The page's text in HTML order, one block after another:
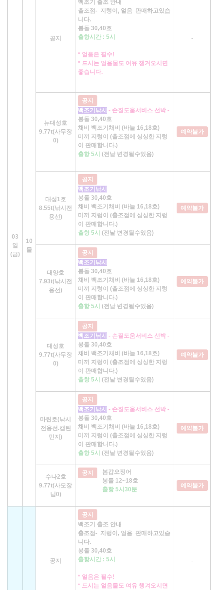
03
일
(금)
10
물
공지
백조기 출조 안내
출조점- 지렁이, 얼음 판매하고있습
니다.
봉돌 30,40호
출항시간 : 5시
* 얼음은 필수!
* 드시는 얼음물도 여유 챙겨오시면
좋습니다.
-
뉴대성호
9.77t(사무장
0)
공지
백조기낚시 - 손질도움서비스 선박 -
봉돌 30,40호
채비 백조기채비 (바늘 16,18호)
미끼 지렁이 (출조점에 싱싱한 지렁
이 판매합니다.)
출항 5시 (전날 변경될수있음)
예약불가
대성1호
8.55t(낚시전
용선)
공지
백조기낚시
봉돌 30,40호
채비 백조기채비 (바늘 16,18호)
미끼 지렁이 (출조점에 싱싱한 지렁
이 판매합니다.)
출항 5시 (전날 변경될수있음)
예약불가
대양호
7.93t(낚시전
용선)
공지
백조기낚시
봉돌 30,40호
채비 백조기채비 (바늘 16,18호)
미끼 지렁이 (출조점에 싱싱한 지렁
이 판매합니다.)
출항 5시 (전날 변경될수있음)
예약불가
대성호
9.77t(사무장
0)
공지
백조기낚시 - 손질도움서비스 선박 -
봉돌 30,40호
채비 백조기채비 (바늘 16,18호)
미끼 지렁이 (출조점에 싱싱한 지렁
이 판매합니다.)
출항 5시 (전날 변경될수있음)
예약불가
마린호(낚시
전용선.캡틴
민지)
공지
백조기낚시 - 손질도움서비스 선박 -
봉돌 30,40호
채비 백조기채비 (바늘 16,18호)
미끼 지렁이 (출조점에 싱싱한 지렁
이 판매합니다.)
출항 5시 (전날 변경될수있음)
예약불가
수나2호
9.77t(사모장
님0)
공지
봄갑오징어
봉돌 12~18호
출항 5시30분
예약불가
공지
공지
백조기 출조 안내
출조점- 지렁이, 얼음 판매하고있습
니다.
봉돌 30,40호
출항시간 : 5시
* 얼음은 필수!
* 드시는 얼음물도 여유 챙겨오시면
-